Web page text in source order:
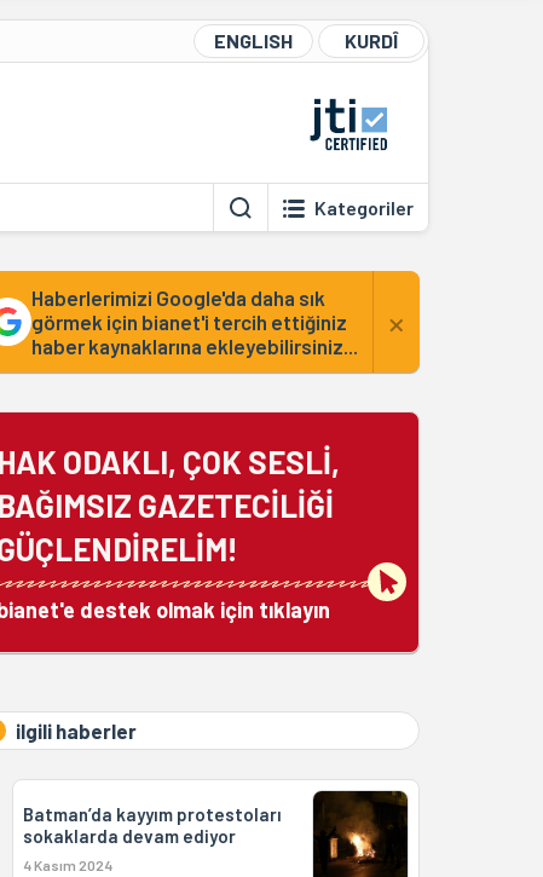
ENGLISH KURDÎ
Kategoriler
Haberlerimizi Google'da daha sık
görmek için bianet'i tercih ettiğiniz
haber kaynaklarına ekleyebilirsiniz...
×
HAK ODAKLI, ÇOK SESLİ,
BAĞIMSIZ GAZETECİLİĞİ
destek olmak için tıklayın
ilgili haberler
Batman’da kayyım protestoları
sokaklarda devam ediyor
4 Kasım 2024